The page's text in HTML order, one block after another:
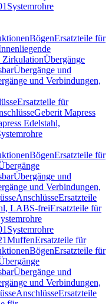
Systemrohre
BögenErsatzteile für
ZirkulationÜbergänge
Übergänge und
und Verbindungen,
Ersatzteile für
Geberit Mapress
Edelstahl,
BögenErsatzteile für
Übergänge und
und Verbindungen,
AnschlüsseErsatzteile
LABS-freiErsatzteile für
Systemrohre
MuffenErsatzteile für
BögenErsatzteile für
Übergänge und
und Verbindungen,
AnschlüsseErsatzteile